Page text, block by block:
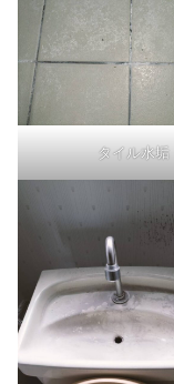
タイル水垢